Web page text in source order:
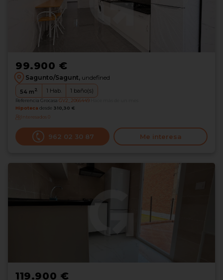
99.900 €
Sagunto/Sagunt, undefined
54 m2 1 Hab. 1 baño(s)
Referencia Grocasa GV2_2066449
Hipoteca desde 310,30 €
Interesados0
962 02 30 87 Me interesa
119.900 €